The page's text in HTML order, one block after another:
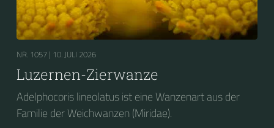
NR. 1057 | 10. JULI 2026
Luzernen-Zierwanze
Adelphocoris lineolatus ist eine Wanzenart aus der
Familie der Weichwanzen (Miridae).